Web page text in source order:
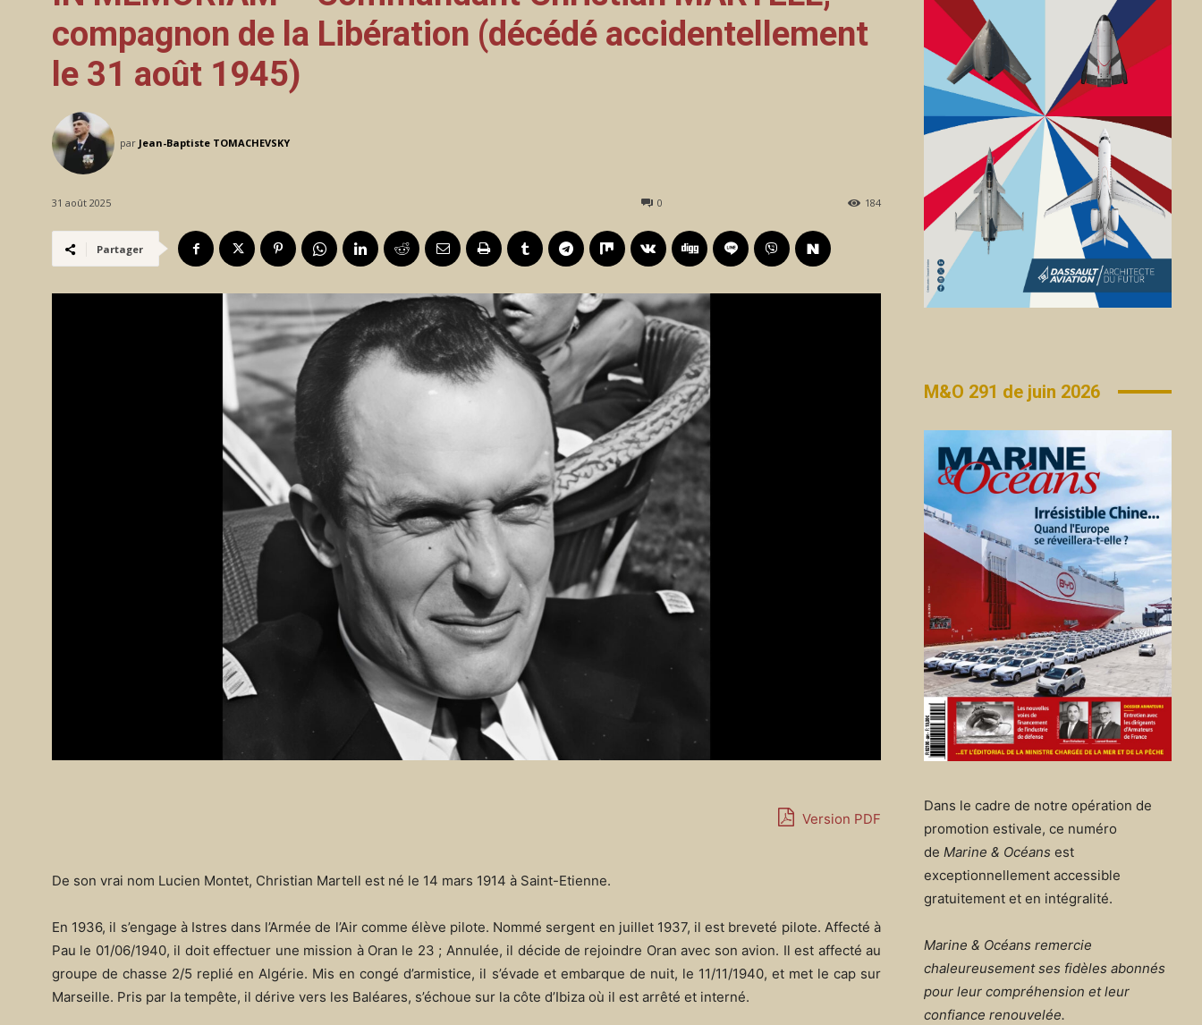
compagnon de la Libération (décédé accidentellement
le 31 août 1945)
par Jean-Baptiste TOMACHEVSKY
31 août 2025 0 184
Partager
Version PDF
De son vrai nom Lucien Montet, Christian Martell est né le 14 mars 1914 à Saint-Etienne.
En 1936, il s’engage à Istres dans l’Armée de l’Air comme élève pilote. Nommé sergent en juillet 1937, il est breveté pilote. Affecté à
Pau le 01/06/1940, il doit effectuer une mission à Oran le 23 ; Annulée, il décide de rejoindre Oran avec son avion. Il est affecté au
groupe de chasse 2/5 replié en Algérie. Mis en congé d’armistice, il s’évade et embarque de nuit, le 11/11/1940, et met le cap sur
Marseille. Pris par la tempête, il dérive vers les Baléares, s’échoue sur la côte d’Ibiza où il est arrêté et interné.
M&O 291 de juin 2026
Dans le cadre de notre opération de
promotion estivale, ce numéro
de Marine & Océans est
exceptionnellement accessible
gratuitement et en intégralité.
Marine & Océans remercie
chaleureusement ses fidèles abonnés
pour leur compréhension et leur
confiance renouvelée.